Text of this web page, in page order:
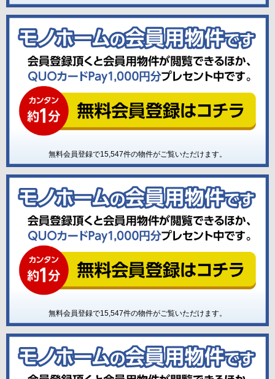
無料会員登録で15,547件の物件がご覧いただけます。
無料会員登録で15,547件の物件がご覧いただけます。